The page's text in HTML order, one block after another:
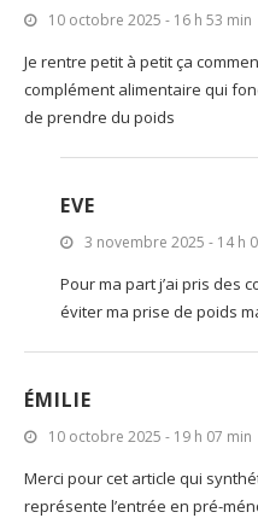
10 octobre 2025 - 16 h 53 min
Je rentre petit à petit ça
complément alimentaire qui
de prendre du poids
EVE
3 novembre 2025 - 14 h
Pour ma part j’ai pris des
éviter ma prise de poids
ÉMILIE
10 octobre 2025 - 19 h 07 min
Merci pour cet article qui
représente l’entrée en pré-